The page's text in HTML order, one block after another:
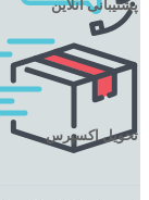
پشتیبانی آنلاین
تحویل اکسپرس